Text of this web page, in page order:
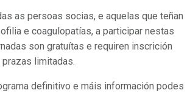
as persoas socias, e aquelas que teñan
e coagulopatías, a participar nestas
son gratuítas e requiren inscrición
limitadas.
definitivo e máis información podes